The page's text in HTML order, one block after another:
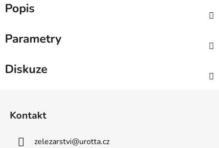
Popis
Parametry
Diskuze
Kontakt
zelezarstvi@urotta.cz